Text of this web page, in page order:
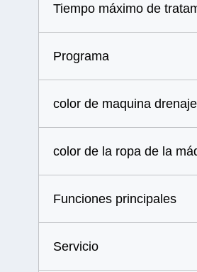
Tiempo máximo de
Programa
color de maquina
color de la ropa de la
Funciones principales
Servicio